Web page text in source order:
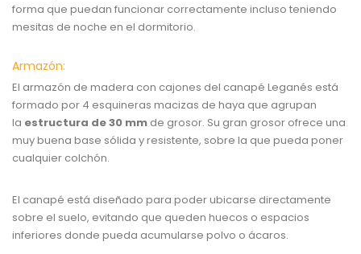
forma que puedan funcionar correctamente incluso teniendo
mesitas de noche en el dormitorio.
Armazón:
El armazón de madera con cajones del canapé Leganés está
formado por 4 esquineras macizas de haya que agrupan
la estructura de 30 mm de grosor. Su gran grosor ofrece una
muy buena base sólida y resistente, sobre la que pueda poner
cualquier colchón.
El canapé está diseñado para poder ubicarse directamente
sobre el suelo, evitando que queden huecos o espacios
inferiores donde pueda acumularse polvo o ácaros.